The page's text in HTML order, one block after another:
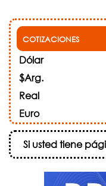
COTIZACIONES
Dólar
$Arg.
Real
Euro
Si usted tiene